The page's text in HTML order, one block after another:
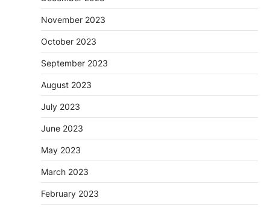
November 2023
October 2023
September 2023
August 2023
July 2023
June 2023
May 2023
March 2023
February 2023